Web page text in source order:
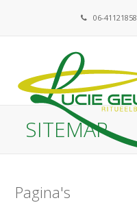
06-41121858
SITEMAP
Pagina's